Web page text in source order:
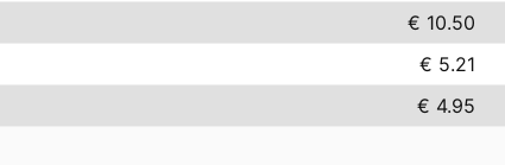
€ 10.50
€ 5.21
€ 4.95